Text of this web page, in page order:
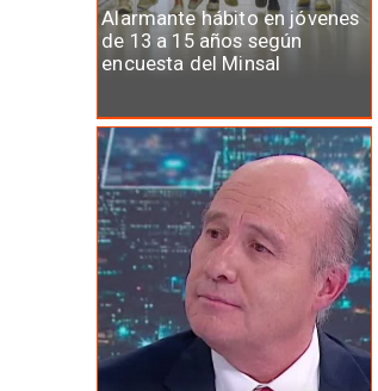
Alarmante hábito en jóvenes
de 13 a 15 años según
encuesta del Minsal